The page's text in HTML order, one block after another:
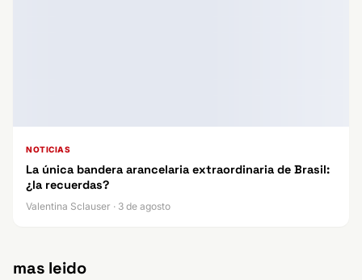
NOTICIAS
La única bandera arancelaria extraordinaria de Brasil:
¿la recuerdas?
Valentina Sclauser · 3 de agosto
mas leido